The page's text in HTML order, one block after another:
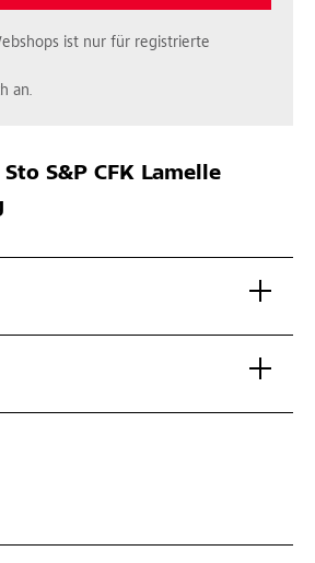
ist nur für registrierte
an.
Sto S&P CFK Lamelle